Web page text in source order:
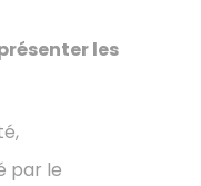
les
par le